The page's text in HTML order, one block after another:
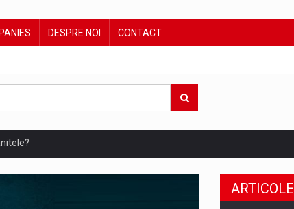
DESPRE NOI CONTACT
Evolution
UE privind ambalajele pot risca retragerea produselor din piata
ARTICOLE